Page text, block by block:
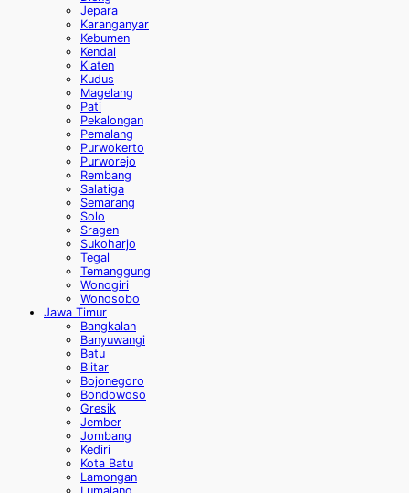
Jepara
Karanganyar
Kebumen
Kendal
Klaten
Kudus
Magelang
Pati
Pekalongan
Pemalang
Purwokerto
Purworejo
Rembang
Salatiga
Semarang
Solo
Sragen
Sukoharjo
Tegal
Temanggung
Wonogiri
Wonosobo
Jawa Timur
Bangkalan
Banyuwangi
Batu
Blitar
Bojonegoro
Bondowoso
Gresik
Jember
Jombang
Kediri
Kota Batu
Lamongan